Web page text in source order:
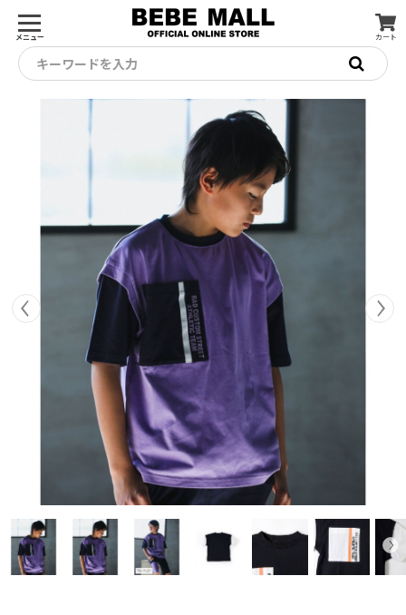
メニュー カート
キーワードを入力